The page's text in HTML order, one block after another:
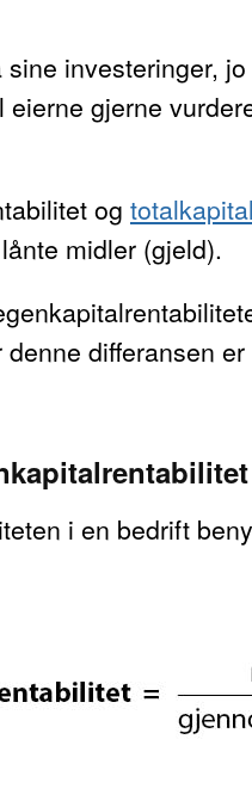
investeringer,
gjerne
og
midler (gjeld).
differansen
i en bedrift